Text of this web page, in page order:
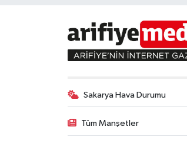
Sakarya Hava Durumu
Tüm Manşetler